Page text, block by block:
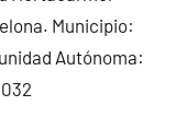
Municipio:
Autónoma: